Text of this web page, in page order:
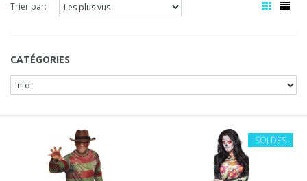
Trier par:
CATÉGORIES
SOLDES